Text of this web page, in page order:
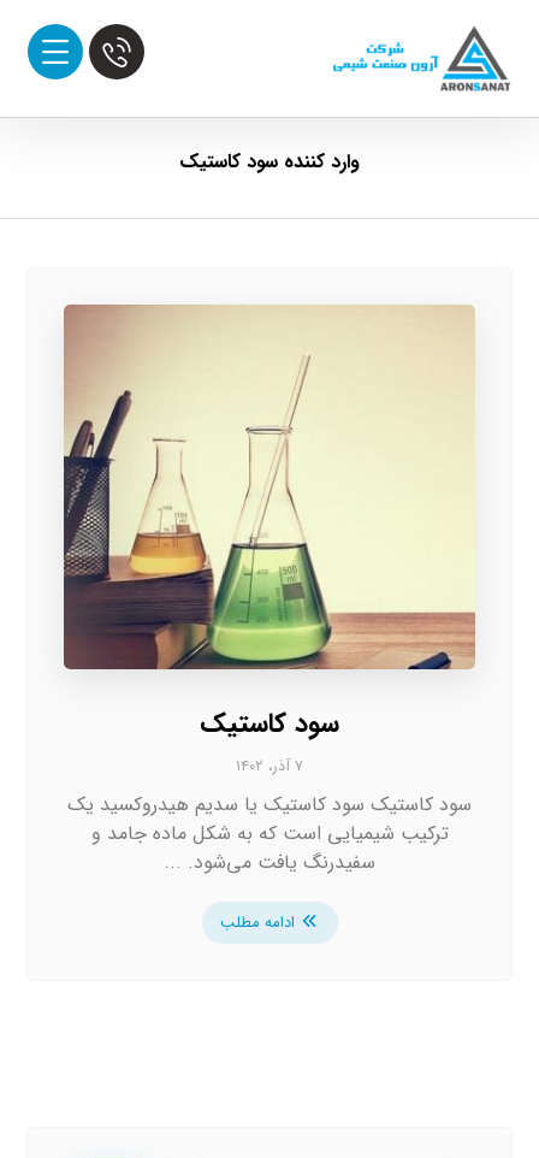
وارد کننده سود کاستیک
سود کاستیک
۷ آذر، ۱۴۰۲
سود کاستیک سود کاستیک یا سدیم هیدروکسید یک
ترکیب شیمیایی است که به شکل ماده جامد و
سفیدرنگ یافت می‌شود. ...
ادامه مطلب